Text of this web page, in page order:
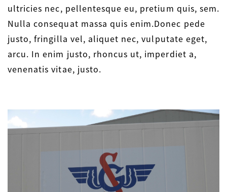
ultricies nec, pellentesque eu, pretium quis, sem.
Nulla consequat massa quis enim.Donec pede
justo, fringilla vel, aliquet nec, vulputate eget,
arcu. In enim justo, rhoncus ut, imperdiet a,
venenatis vitae, justo.